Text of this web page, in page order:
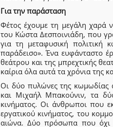
Για την παράσταση
Φέτος έχουμε τη μεγάλη χαρά
του Κώστα Δεσποινιάδη, που
για τη μεταφυσική
παράδεισο». Ένα ευφάνταστο
θεάτρου και της μπρεχτικής
καίρια όλα αυτά τα χρόνια της
Οι δύο πυλώνες της κωμωδίας
και Μιχαήλ Μπακούνιν, τα
κινήματος. Οι άνθρωποι που
εργατικού κινήματος, του
αιώνα. Δύο πρόσωπα που όχι